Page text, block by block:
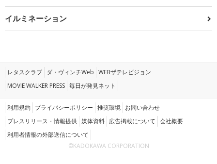
イルミネーション
レタスクラブ ダ・ヴィンチWeb WEBザテレビジョン
MOVIE WALKER PRESS 毎日が発見ネット
利用規約 プライバシーポリシー 推奨環境 お問い合わせ
プレスリリース・情報提供 媒体資料 広告掲載について 会社概要
利用者情報の外部送信について
©KADOKAWA CORPORATION